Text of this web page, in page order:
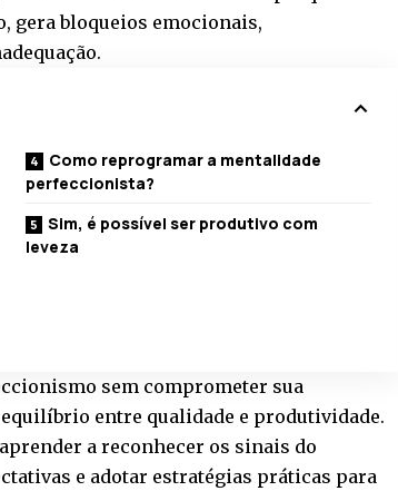
gera bloqueios emocionais,
Como reprogramar a mentalidade
perfeccionista?
Sim, é possível ser produtivo com
leveza
sem comprometer sua
entre qualidade e produtividade.
a reconhecer os sinais do
e adotar estratégias práticas para